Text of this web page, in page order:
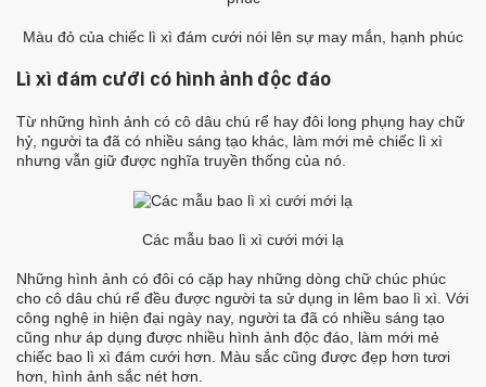
Màu đỏ của chiếc lì xì đám cưới nói lên sự may mắn, hạnh phúc
Lì xì đám cưới có hình ảnh độc đáo
Từ những hình ảnh có cô dâu chú rể hay đôi long phụng hay chữ
hỷ, người ta đã có nhiều sáng tạo khác, làm mới mẻ chiếc lì xì
nhưng vẫn giữ được nghĩa truyền thống của nó.
Các mẫu bao lì xì cưới mới lạ
Những hình ảnh có đôi có cặp hay những dòng chữ chúc phúc
cho cô dâu chú rể đều được người ta sử dụng in lêm bao lì xì. Với
công nghệ in hiện đại ngày nay, người ta đã có nhiều sáng tạo
cũng như áp dụng được nhiều hình ảnh độc đáo, làm mới mẻ
chiếc bao lì xì đám cưới hơn. Màu sắc cũng được đẹp hơn tươi
hơn, hình ảnh sắc nét hơn.